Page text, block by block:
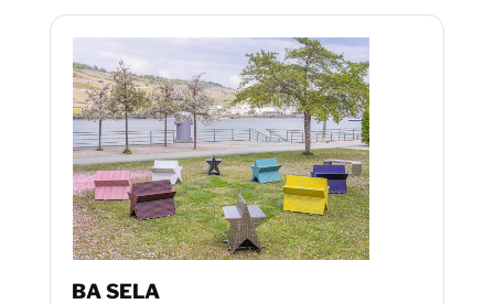
BA SELA